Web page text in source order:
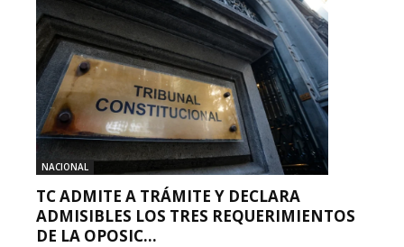
NACIONAL
TC ADMITE A TRÁMITE Y DECLARA
ADMISIBLES LOS TRES REQUERIMIENTOS
DE LA OPOSIC...